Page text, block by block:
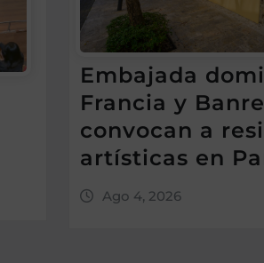
Embajada
Francia y
convocan a
artísticas en
Ago 4, 2026